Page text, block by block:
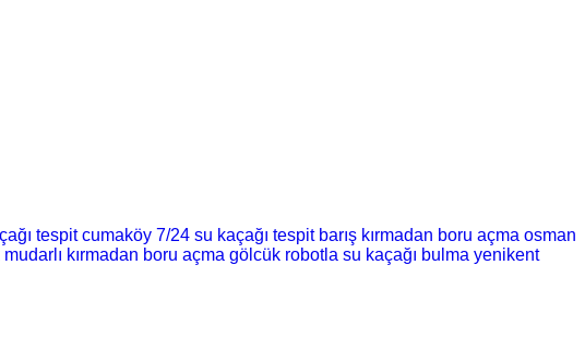
tespit cumaköy 7/24 su kaçağı tespit barış kırmadan boru açma osman
mudarlı kırmadan boru açma gölcük robotla su kaçağı bulma yenikent